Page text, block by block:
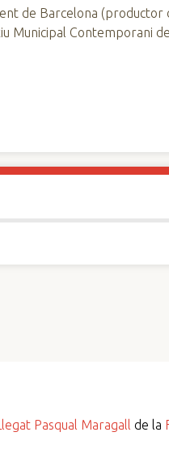
de Barcelona (productor
Municipal Contemporani de
Pasqual Maragall de la